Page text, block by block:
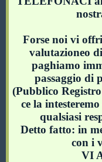
Forse noi vi
valutazioneo
paghiamo
passaggio di
(Pubblico
ce la
qualsiasi
Detto fatto: in
con i
VI